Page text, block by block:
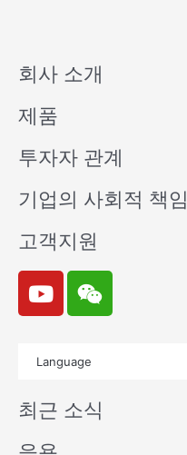
회사 소개
제품
투자자 관계
기업의 사회적 책임
고객지원
Y
o
u
e
W
e
i
n
Language
최근 소식